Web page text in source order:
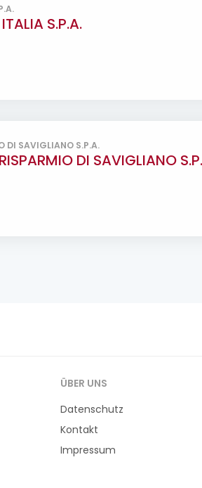
S.P.A.
DI SAVIGLIANO S.P.A.
DI SAVIGLIANO
ÜBER UNS
Datenschutz
Kontakt
Impressum